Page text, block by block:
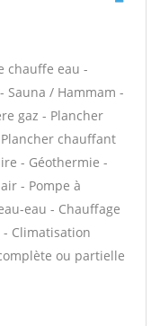
chauffe eau -
Sauna / Hammam -
gaz - Plancher
chauffant
- Géothermie -
- Pompe à
eau - Chauffage
Climatisation
ou partielle